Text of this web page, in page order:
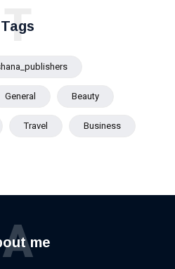
Tags
T
General Beauty
Travel Business
me
A